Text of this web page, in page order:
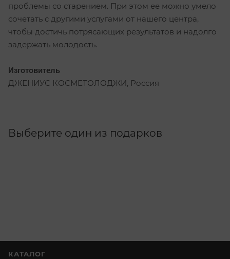
проблемы со старением. При этом ее можно умело
сочетать с другими услугами от нашего центра,
чтобы достичь потрясающих результатов и надолго
задержать молодость.
Изготовитель
ДЖЕНИУС КОСМЕТОЛОДЖИ, Россия
Выберите один из подарков
КАТАЛОГ